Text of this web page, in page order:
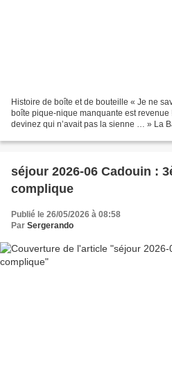
Histoire de boîte et de bouteille « Je ne
boîte pique-nique manquante est
devinez qui n’avait pas la sienne … » La
séjour 2026-06 Cadouin :
complique
Publié le 26/05/2026 à 08:58
Par Sergerando